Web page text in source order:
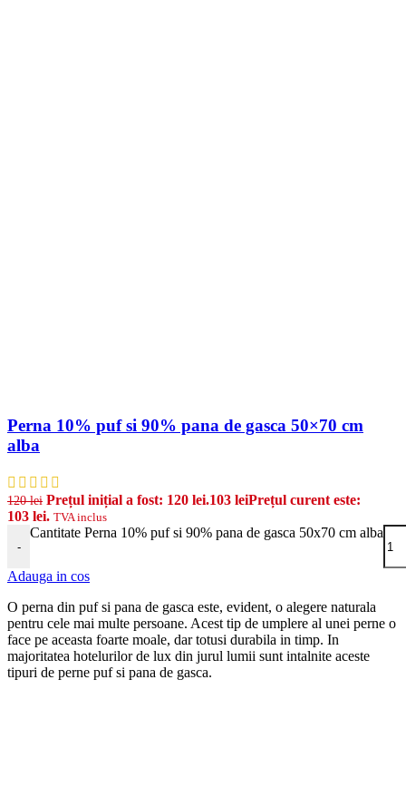
Perna 10% puf si 90% pana de gasca 50×70 cm
alba
120lei Prețul inițial a fost: 120 lei.103 leiPrețul curent este:
103 lei. TVA inclus
-
Cantitate Perna 10% puf si 90% pana de gasca 50x70 cm alba
Adauga in cos
O perna din puf si pana de gasca este, evident, o alegere naturala
pentru cele mai multe persoane. Acest tip de umplere al unei perne o
face pe aceasta foarte moale, dar totusi durabila in timp. In
majoritatea hotelurilor de lux din jurul lumii sunt intalnite aceste
tipuri de perne puf si pana de gasca.